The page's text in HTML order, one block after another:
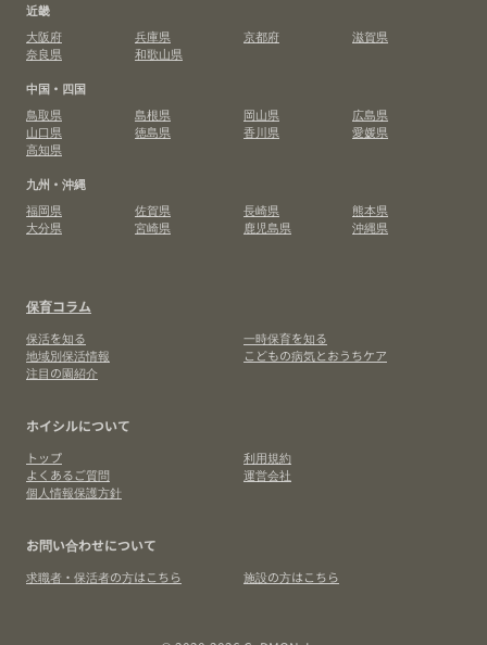
近畿
大阪府
兵庫県 京都府
滋賀県
奈良県
和歌山県
中国・四国
鳥取県
島根県 岡山県
広島県
山口県
徳島県 香川県
愛媛県
高知県
九州・沖縄
福岡県
佐賀県 長崎県
熊本県
大分県
宮崎県 鹿児島県 沖縄県
保育コラム
保活を知る
一時保育を知る
地域別保活情報
こどもの病気とおうちケア
注目の園紹介
ホイシルについて
トップ
利用規約
よくあるご質問
運営会社
個人情報保護方針
お問い合わせについて
求職者・保活者の方はこちら 施設の方はこちら